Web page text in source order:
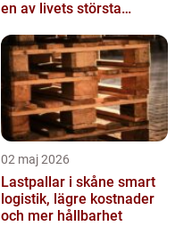
en av livets största
02 maj 2026
Lastpallar i skåne smart
logistik, lägre kostnader
och mer hållbarhet